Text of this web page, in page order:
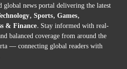
news portal delivering the latest
Sports, Games,
& Finance. Stay informed with real-
balanced coverage from around the
— connecting global readers with